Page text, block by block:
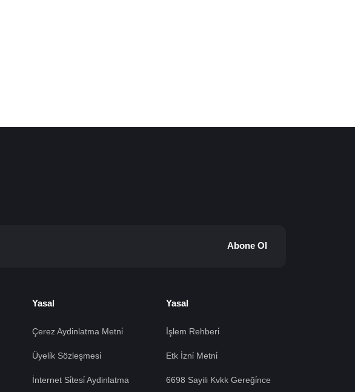
Abone Ol
Yasal
Çerez Aydinlatma Metni̇
Üyeli̇k Sözleşmesi̇
İnternet Si̇tesi̇ Aydinlatma
Yasal
İşlem Rehberi̇
Etk İzni̇ Metni̇
6698 Sayili Kvkk Gereği̇nce